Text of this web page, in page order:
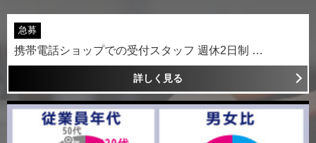
急募
携帯電話ショップでの受付スタッフ 週休2日制 …
詳しく見る